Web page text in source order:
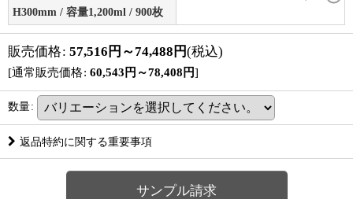
H300mm / 容量1,200ml / 900枚
販売価格: 57,516 円 ～74,488 円(税込)
[通常販売価格: 60,543 円 ～78,408 円]
数量:
返品特約に関する重要事項
サンプル請求